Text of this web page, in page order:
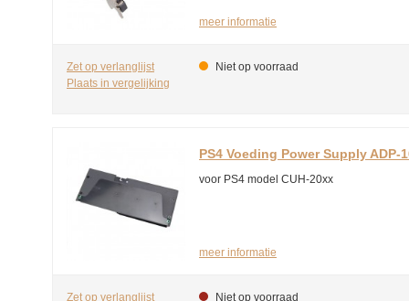
meer informatie
Zet op verlanglijst
Plaats in vergelijking
Niet op voorraad
PS4 Voeding Power Supply ADP-
voor PS4 model CUH-20xx
meer informatie
Zet op verlanglijst Niet op voorraad